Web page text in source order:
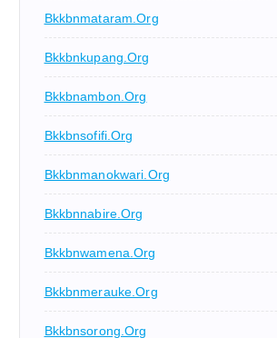
Bkkbnmataram.org
Bkkbnkupang.org
Bkkbnambon.org
Bkkbnsofifi.org
Bkkbnmanokwari.org
Bkkbnnabire.org
Bkkbnwamena.org
Bkkbnmerauke.org
Bkkbnsorong.org